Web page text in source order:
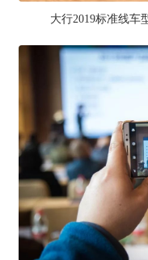
大行2019标准线车